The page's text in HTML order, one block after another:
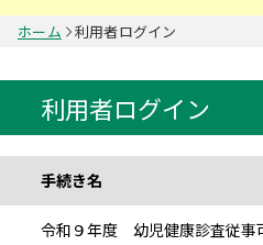
ホーム 利用者ログイン
利用者ログイン
手続き名
令和９年度 幼児健康診査従事